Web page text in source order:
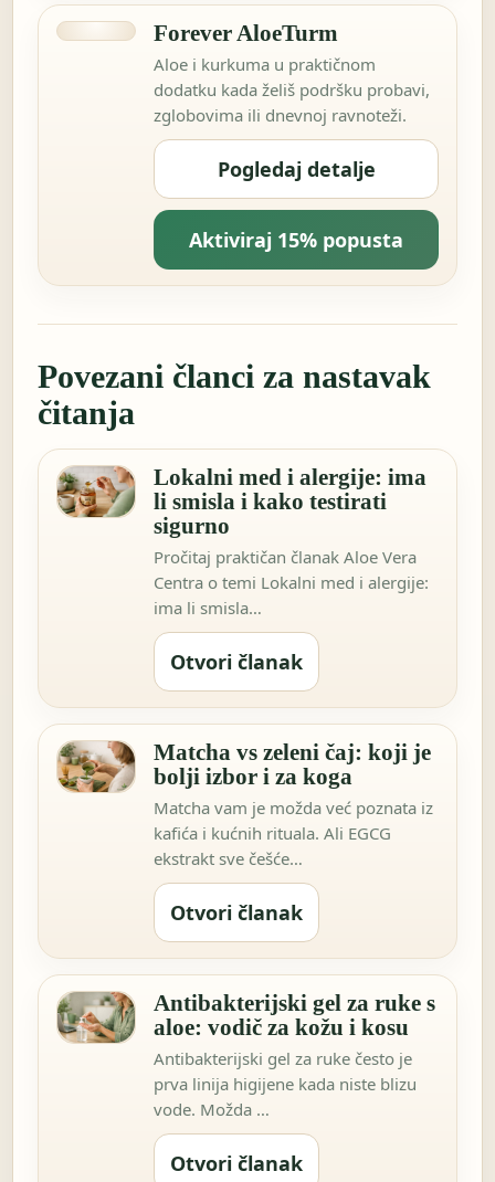
Forever AloeTurm
Aloe i kurkuma u praktičnom
dodatku kada želiš podršku probavi,
zglobovima ili dnevnoj ravnoteži.
Pogledaj detalje
Aktiviraj 15% popusta
Povezani članci za nastavak
čitanja
Lokalni med i alergije: ima
li smisla i kako testirati
sigurno
Pročitaj praktičan članak Aloe Vera
Centra o temi Lokalni med i alergije:
ima li smisla…
Otvori članak
Matcha vs zeleni čaj: koji je
bolji izbor i za koga
Matcha vam je možda već poznata iz
kafića i kućnih rituala. Ali EGCG
ekstrakt sve češće…
Otvori članak
Antibakterijski gel za ruke s
aloe: vodič za kožu i kosu
Antibakterijski gel za ruke često je
prva linija higijene kada niste blizu
vode. Možda …
Otvori članak